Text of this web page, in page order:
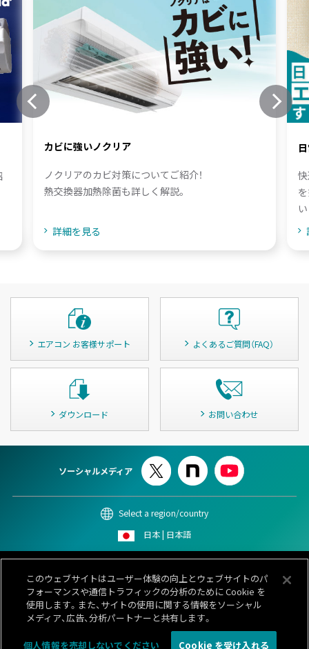
カビに強いノクリア
ノクリアのカビ対策についてご紹介！
熱交換器加熱除菌も詳しく解説。
詳細を見る
エアコン お客様サポート よくあるご質問（FAQ）
ダウンロード お問い合わせ
ソーシャルメディア
Select a region/country
日本 | 日本語
情報セキュリティポリシー
カスタマーハラスメント対応基本方針
サイトマップ
お問い合わせ
© 1996- 2026 GENERAL.
このウェブサイトはユーザー体験の向上とウェブサイトのパ
フォーマンスや通信トラフィックの分析のために Cookie を
使用します。また、サイトの使用に関する情報をソーシャル
メディア、広告、分析パートナーと共有します。
個人情報を売却しないでください Cookie を受け入れる